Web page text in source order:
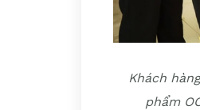
Khách
phẩm